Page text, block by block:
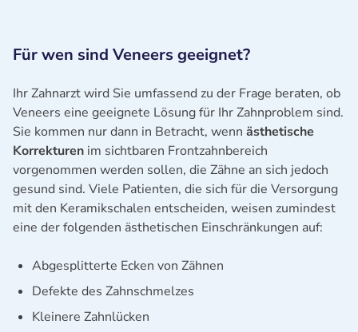
Für wen sind Veneers geeignet?
Ihr Zahnarzt wird Sie umfassend zu der Frage beraten, ob
Veneers eine geeignete Lösung für Ihr Zahnproblem sind.
Sie kommen nur dann in Betracht, wenn ästhetische
Korrekturen im sichtbaren Frontzahnbereich
vorgenommen werden sollen, die Zähne an sich jedoch
gesund sind. Viele Patienten, die sich für die Versorgung
mit den Keramikschalen entscheiden, weisen zumindest
eine der folgenden ästhetischen Einschränkungen auf:
Abgesplitterte Ecken von Zähnen
Defekte des Zahnschmelzes
Kleinere Zahnlücken